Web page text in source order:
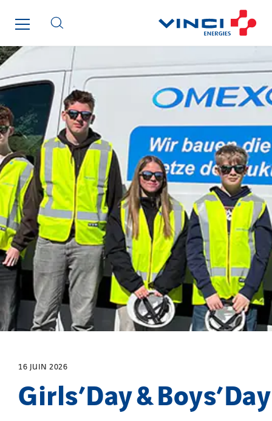
16 JUIN 2026
Girls’Day &
ITB
Jean Graniou
Kellal Maintenance
L’entreprise Electrique
Le Froid Provençal
Lee Sormea
Lefort Francheteau
Lesens EREA
Lesot
Lucitea Atlantique
Maksmacht
Manei Lift
Masselin Fabrication
Masselin Grand Ouest
Merelec
Mobility Way
Monnier Entreprises
North West Projects
Omexom Technikforum
Omnidec